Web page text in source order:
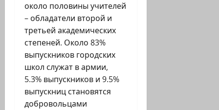
около половины учителей
– обладатели второй и
третьей академических
степеней. Около 83%
выпускников городских
школ служат в армии,
5.3% выпускников и 9.5%
выпускниц становятся
добровольцами